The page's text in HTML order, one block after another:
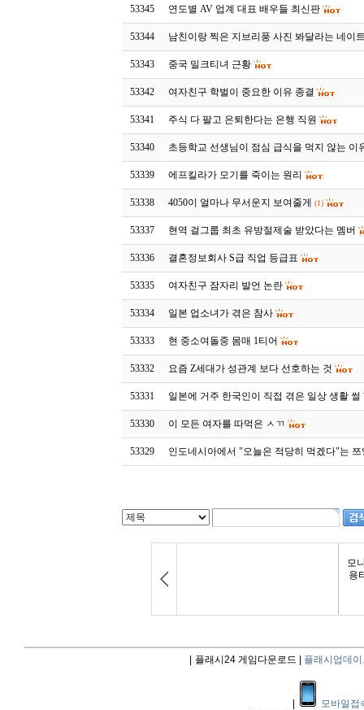
53345 연도별 AV 업계 대표 배우들 최신판
53344 남친이랑 찍은 지브리풍 사진 봐달라는 네이
53343 중국 밀크티녀 근황
53342 여자친구 학벌이 중요한 이유 종결
53341 주식 다 팔고 은퇴한다는 은행 직원
53340 초등학교 선생님이 점심 급식을 먹지 않는 이
53339 에프킬라가 모기를 죽이는 원리
53338 4050이 얼마나 무서운지 보여줄게 (1)
53337 현역 걸그룹 최초 유방절제술 받았다는 멤버
53336 결혼정보회사 S급 직업 등급표
53335 여자친구 잠자리 발언 논란
53334 일본 업소녀가 겪은 참사
53333 현 중소여돌중 몸매 1티어
53332 요즘 Z세대가 성관계 보다 선호하는 것
53331 일본에 거주 한국인이 직접 겪은 일상 생활 썰
53330 이 모든 여자를 따먹은 ㅅㄲ
53329 인도네시아에서 "오늘은 적당히 먹겠다"는 쯔
플래시24 게임다운로드 | 플래시업데이
모바일접